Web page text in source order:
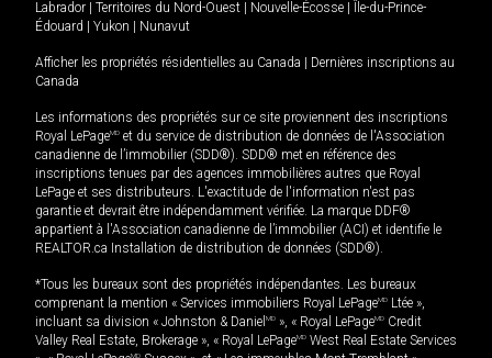
Labrador
Territoires du Nord-Ouest Nouvelle-Écosse
Île-du-Prince-
Édouard
Yukon Nunavut
Afficher les propriétés résidentielles au Canada
Dernières inscriptions au
Canada
Les informations des propriétés sur ce site proviennent des inscriptions
Royal LePageMD et du service de distribution de données de l'Association
canadienne de l’immobilier (SDD®). SDD® met en référence des
inscriptions tenues par des agences immobilières autres que Royal
LePage et ses distributeurs. L'exactitude de l'information n'est pas
garantie et devrait être indépendamment vérifiée. La marque DDF®
appartient à l'Association canadienne de l’immobilier (ACI) et identifie le
REALTOR.ca Installation de distribution de données (SDD®).
*Tous les bureaux sont des propriétés indépendantes. Les bureaux
comprenant la mention « Services immobiliers Royal LePageMD Ltée »,
incluant sa division « Johnston & Daniel MD », « Royal LePageMD Credit
Valley Real Estate, Brokerage », « Royal LePageMD West Real Estate Services
MD